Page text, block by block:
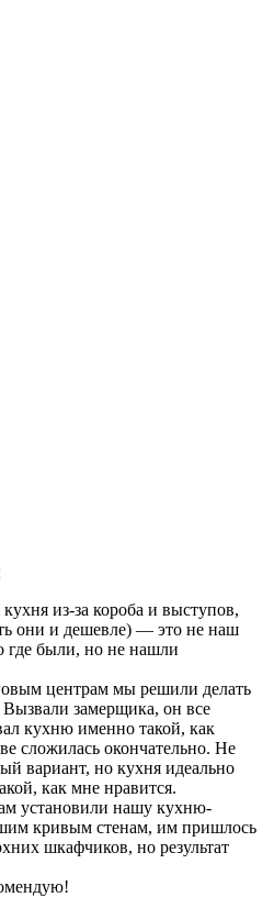
из-за короба и выступов,
они и дешевле) — это не наш
были, но не нашли
центрам мы решили делать
замерщика, он все
кухню именно такой, как
сложилась окончательно. Не
вариант, но кухня идеально
как мне нравится.
установили нашу кухню-
кривым стенам, им пришлось
шкафчиков, но результат